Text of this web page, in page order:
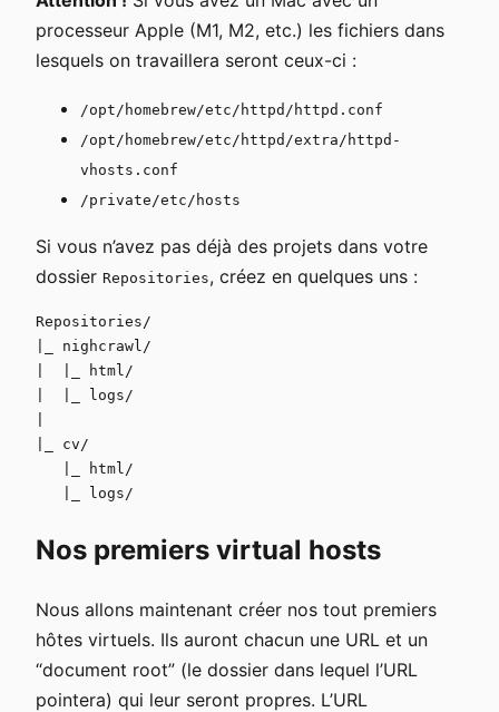
processeur Apple (M1, M2, etc.) les fichiers dans
lesquels on travaillera seront ceux-ci :
/opt/homebrew/etc/httpd/httpd.conf
/opt/homebrew/etc/httpd/extra/httpd-
vhosts.conf
/private/etc/hosts
Si vous n’avez pas déjà des projets dans votre
dossier Repositories, créez en quelques uns :
Repositories/
|_ nighcrawl/
|  |_ html/
|  |_ logs/
|_ cv/
   |_ html/
Nos premiers virtual hosts
Nous allons maintenant créer nos tout premiers
hôtes virtuels. Ils auront chacun une URL et un
“document root” (le dossier dans lequel l’URL
pointera) qui leur seront propres. L’URL